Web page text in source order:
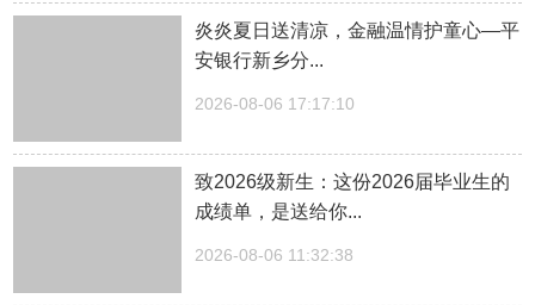
炎炎夏日送清凉，金融温情护童心—平
安银行新乡分...
2026-08-06 17:17:10
致2026级新生：这份2026届毕业生的
成绩单，是送给你...
2026-08-06 11:32:38